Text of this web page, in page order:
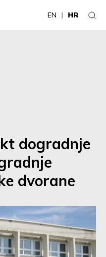
EN HR
dogradnje
dvorane